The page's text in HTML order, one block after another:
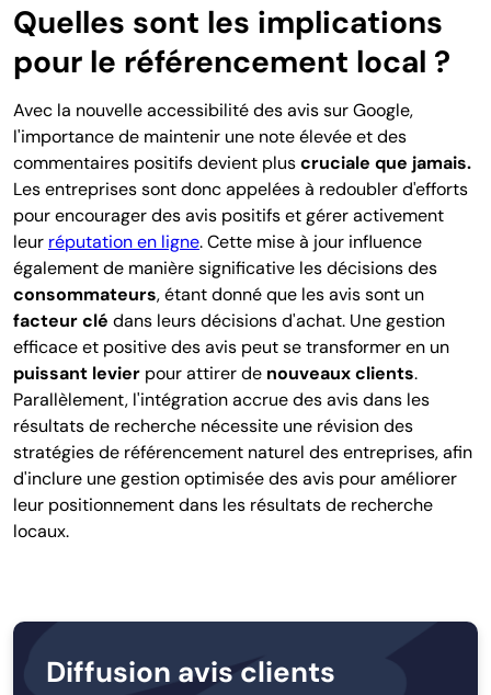
Quelles sont les implications
pour le référencement local ?
Avec la nouvelle accessibilité des avis sur Google,
l'importance de maintenir une note élevée et des
commentaires positifs devient pluscruciale que jamais.
Les entreprises sont donc appelées à redoubler d'efforts
pour encourager des avis positifs et gérer activement
leur réputation en ligne. Cette mise à jour influence
également de manière significative les décisions des
consommateurs, étant donné que les avis sont un
facteur clé dans leurs décisions d'achat. Une gestion
efficace et positive des avis peut se transformer en un
puissant levier pour attirer de nouveaux clients.
Parallèlement, l'intégration accrue des avis dans les
résultats de recherche nécessite une révision des
stratégies de référencement naturel des entreprises, afin
d'inclure une gestion optimisée des avis pour améliorer
leur positionnement dans les résultats de recherche
locaux.
Diffusion avis clients